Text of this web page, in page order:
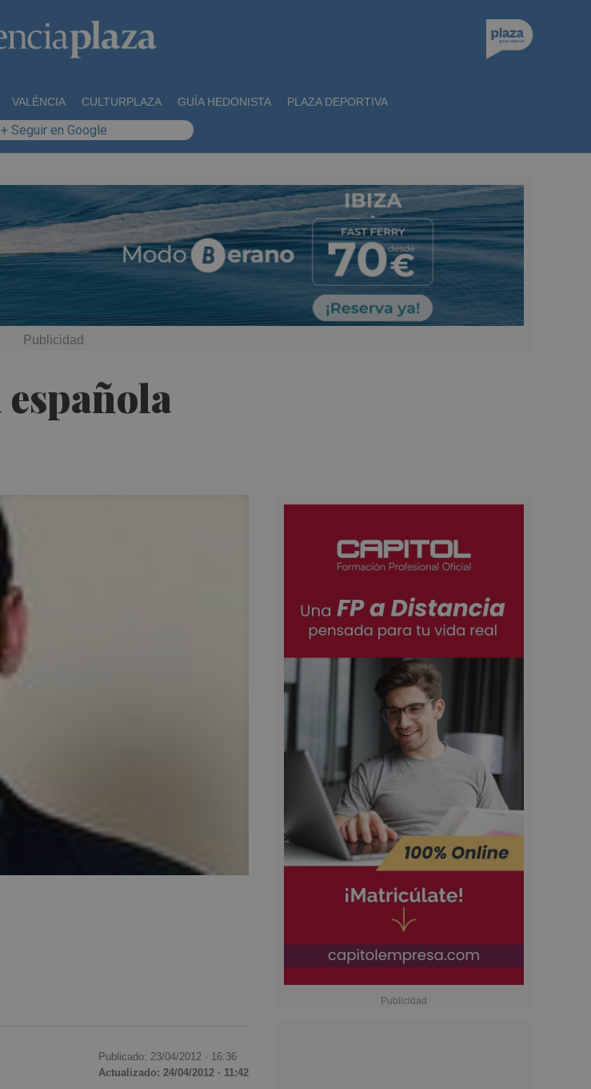
VALÈNCIA CULTURPLAZA GUÍA HEDONISTA PLAZA DEPORTIVA
+ Seguir en Google
Publicado: 23/04/2012 · 16:36
Actualizado: 24/04/2012 · 11:42